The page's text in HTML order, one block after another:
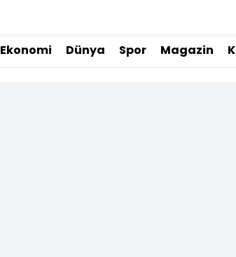
Ekonomi Dünya Spor Magazin